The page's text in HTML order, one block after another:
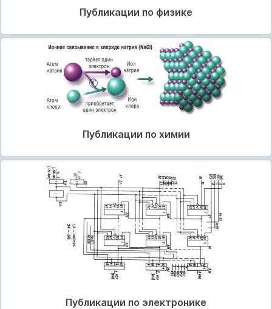
Публикации по физике
Публикации по химии
Публикации по электронике